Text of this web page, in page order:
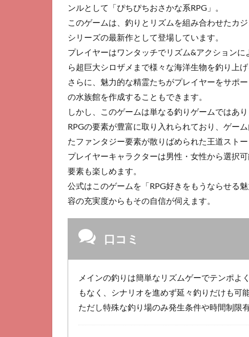
オ
4
り
ス
タ
5
Monster
Fishing
2022
6
フィ
ッシ
ン
グ・
パラ
7
釣
物
語
8
ンルとして「ぴちぴちおさかな系RPG」。
このゲームは、釣りとリズムを組み合わせたカ
シリーズの最新作として登場しています。
プレイヤーはワンタッチでリズム&アクション
ら超巨大シロザメまで様々な海洋生物を釣り上げ
さらに、魅力的な精霊たちがプレイヤーをサポ
の水族館を作成することもできます。
しかし、このゲームは単なる釣りゲームではあり
RPGの要素が豊富に取り入れられており、ゲー
たファンタジー要素が散りばめられた王道ストー
プレイヤーキャラクターは男性・女性から選択
要素も楽しめます。
公式はこのゲームを「RPG好きをもうならせる
容の充実度からもその自信が伺えます。
口コミ
メインの釣りは簡単なリズムゲーでテンポよ
もなく、シナリオを進めず延々釣りだけも可能
ただし特殊な釣り場のみ発生条件や時間制限